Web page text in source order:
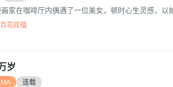
家在咖啡厅内偶遇了一位美女，顿时心生灵感，
花底蕴
岁
连载